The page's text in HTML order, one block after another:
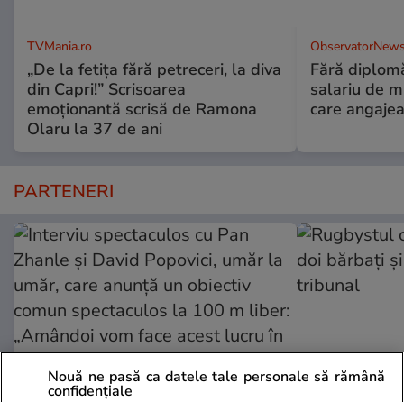
TVMania.ro
„De la fetița fără petreceri, la diva
din Capri!” Scrisoarea
emoționantă scrisă de Ramona
Olaru la 37 de ani
Fără
salariu de
care
PARTENERI
Nouă ne pasă ca datele tale personale să rămână
confidențiale